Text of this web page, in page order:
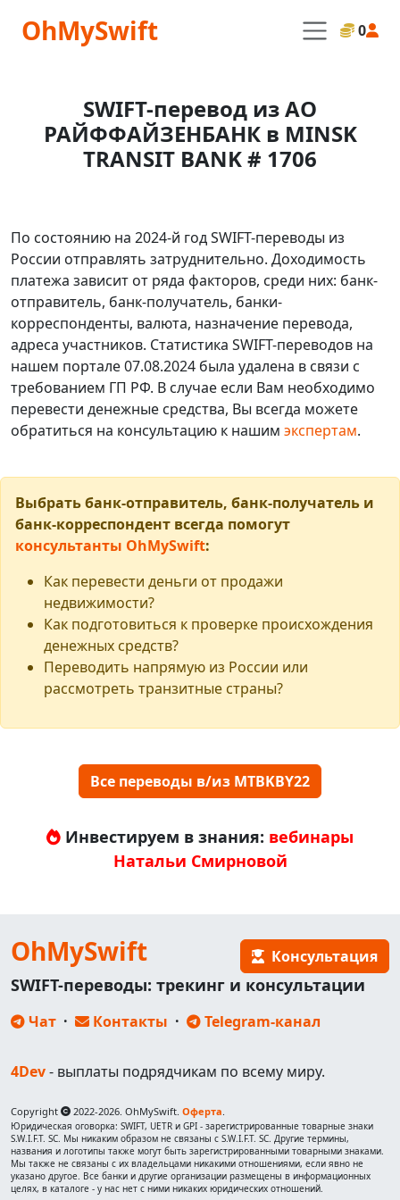
OhMySwift 0
SWIFT-перевод из АО
РАЙФФАЙЗЕНБАНК в MINSK
TRANSIT BANK # 1706
По состоянию на 2024-й год SWIFT-переводы из
России отправлять затруднительно. Доходимость
платежа зависит от ряда факторов, среди них: банк-
отправитель, банк-получатель, банки-
корреспонденты, валюта, назначение перевода,
адреса участников. Статистика SWIFT-переводов на
нашем портале 07.08.2024 была удалена в связи с
требованием ГП РФ. В случае если Вам необходимо
перевести денежные средства, Вы всегда можете
обратиться на консультацию к нашим экспертам.
Выбрать банк-отправитель, банк-получатель и
банк-корреспондент всегда помогут
консультанты OhMySwift:
Как перевести деньги от продажи
недвижимости?
Как подготовиться к проверке происхождения
денежных средств?
Переводить напрямую из России или
рассмотреть транзитные страны?
Все переводы в/из MTBKBY22
Инвестируем в знания: вебинары
Натальи Смирновой
OhMySwift Консультация
SWIFT-переводы: трекинг и консультации
Чат · Контакты · Telegram-канал
4Dev- выплаты подрядчикам по всему миру.
Copyright 2022-2026. OhMySwift. Оферта.
Юридическая оговорка: SWIFT, UETR и GPI - зарегистрированные товарные знаки
S.W.I.F.T. SC. Мы никаким образом не связаны с S.W.I.F.T. SC. Другие термины,
названия и логотипы также могут быть зарегистрированными товарными знаками.
Мы также не связаны с их владельцами никакими отношениями, если явно не
указано другое. Все банки и другие организации размещены в информационных
целях, в каталоге - у нас нет с ними никаких юридических отношений.